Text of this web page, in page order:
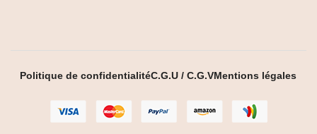
Politique de confidentialitéC.G.U / C.G.VMentions légales